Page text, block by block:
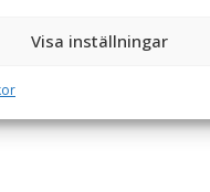
Visa inställningar
låsning
konstruktionsstål